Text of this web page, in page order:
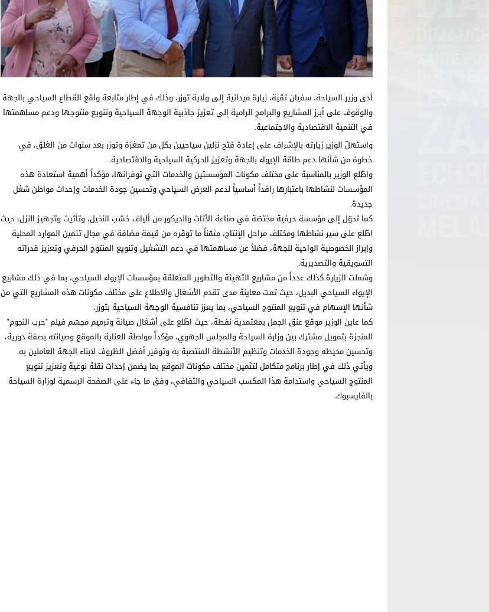
أدى وزير السياحة، سفيان تقية، زيارة ميدانية إلى ولاية توزر، وذلك في إطار متابعة واقع القطاع السياحي بالجهة
والوقوف على أبرز المشاريع والبرامج الرامية إلى تعزيز جاذبية الوجهة السياحية وتنويع منتوجها ودعم مساهمتها
في التنمية الاقتصادية والاجتماعية.
واستهلّ الوزير زيارته بالإشراف على إعادة فتح نزلين سياحيين بكل من تمغزة وتوزر بعد سنوات من الغلق، في
خطوة من شأنها دعم طاقة الإيواء بالجهة وتعزيز الحركية السياحية والاقتصادية.
واطّلع الوزير بالمناسبة على مختلف مكونات المؤسستين والخدمات التي توفرانها، مؤكداً أهمية استعادة هذه
المؤسسات لنشاطها باعتبارها رافداً أساسياً لدعم العرض السياحي وتحسين جودة الخدمات وإحداث مواطن شغل
جديدة.
كما تحوّل إلى مؤسسة حرفية مختصّة في صناعة الأثاث والديكور من ألياف خشب النخيل، وتأثيث وتجهيز النزل، حيث
اطّلع على سير نشاطها ومختلف مراحل الإنتاج، مثمّناً ما توفّره من قيمة مضافة في مجال تثمين الموارد المحلية
وإبراز الخصوصية الواحية للجهة، فضلاً عن مساهمتها في دعم التشغيل وتنويع المنتوج الحرفي وتعزيز قدراته
التسويقية والتصديرية.
وشملت الزيارة كذلك عدداً من مشاريع التهيئة والتطوير المتعلقة بمؤسسات الإيواء السياحي، بما في ذلك مشاريع
الإيواء السياحي البديل، حيث تمت معاينة مدى تقدم الأشغال والاطلاع على مختلف مكونات هذه المشاريع التي من
شأنها الإسهام في تنويع المنتوج السياحي، بما يعزز تنافسية الوجهة السياحية بتوزر.
كما عاين الوزير موقع عنق الجمل بمعتمدية نفطة، حيث اطّلع على أشغال صيانة وترميم مجسّم فيلم "حرب النجوم"
المنجزة بتمويل مشترك بين وزارة السياحة والمجلس الجهوي، مؤكداً مواصلة العناية بالموقع وصيانته بصفة دورية،
وتحسين محيطه وجودة الخدمات وتنظيم الأنشطة المنتصبة به وتوفير أفضل الظروف لابناء الجهة العاملين به.
ويأتي ذلك في إطار برنامج متكامل لتثمين مختلف مكونات الموقع بما يضمن إحداث نقلة نوعية وتعزيز تنويع
المنتوج السياحي واستدامة هذا المكسب السياحي والثقافي، وفق ما جاء على الصفحة الرسمية لوزارة السياحة
بالفايسبوك.